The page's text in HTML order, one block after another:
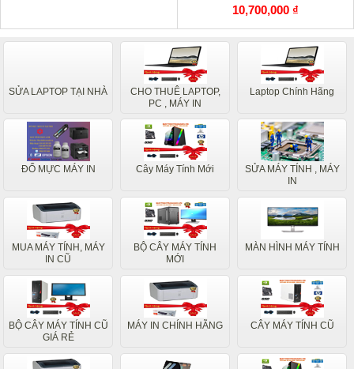
10,700,000 ₫
SỬA LAPTOP TẠI NHÀ
CHO THUÊ LAPTOP,
PC , MÁY IN
Laptop Chính Hãng
ĐỔ MỰC MÁY IN Cây Máy Tính Mới
SỬA MÁY TÍNH , MÁY
IN
MUA MÁY TÍNH, MÁY
IN CŨ
BỘ CÂY MÁY TÍNH
MỚI
MÀN HÌNH MÁY TÍNH
BỘ CÂY MÁY TÍNH CŨ
GIÁ RẺ
MÁY IN CHÍNH HÃNG CÂY MÁY TÍNH CŨ